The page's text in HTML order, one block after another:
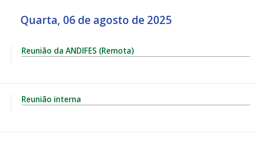
Quarta, 06 de agosto de 2025
Reunião da ANDIFES (Remota)
Reunião interna